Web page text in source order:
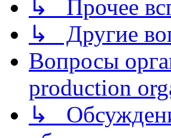
↳ Прочее
↳ Другие
Вопросы
production
↳